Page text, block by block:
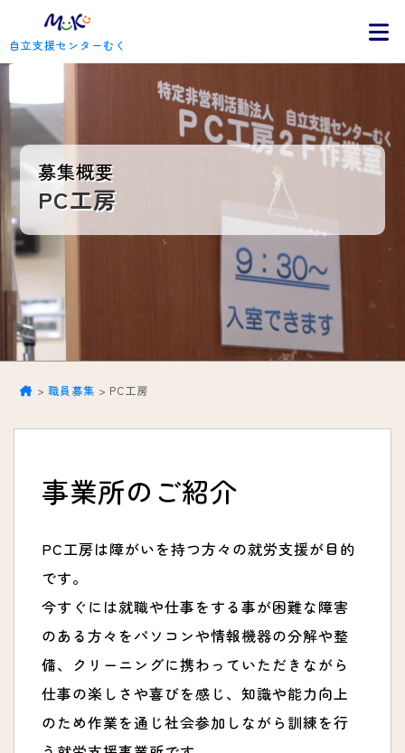
自立支援センターむく
募集概要
PC工房
>職員募集 > PC工房
事業所のご紹介
PC工房は障がいを持つ方々の就労支援が目的
です。
今すぐには就職や仕事をする事が困難な障害
のある方々をパソコンや情報機器の分解や整
備、クリーニングに携わっていただきながら
仕事の楽しさや喜びを感じ、知識や能力向上
のため作業を通じ社会参加しながら訓練を行